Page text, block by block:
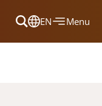
EN Menu